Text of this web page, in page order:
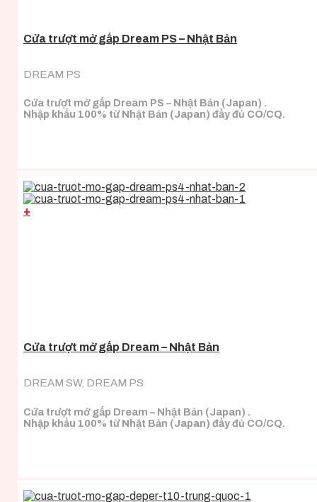
Cửa trượt mở gấp Dream PS – Nhật Bản
DREAM PS
Cửa trượt mở gấp Dream PS – Nhật Bản (Japan) .
Nhập khẩu 100% từ Nhật Bản (Japan) đầy đủ CO/CQ.
+
Cửa trượt mở gấp Dream – Nhật Bản
DREAM SW, DREAM PS
Cửa trượt mở gấp Dream – Nhật Bản (Japan) .
Nhập khẩu 100% từ Nhật Bản (Japan) đầy đủ CO/CQ.